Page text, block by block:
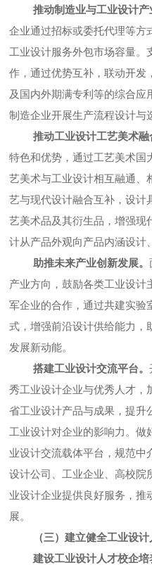
推动制造业与工业设计
企业通过招标或委托代理等方
工业设计服务外包市场容量。
作，通过优势互补，联动开发
及国内外期满专利等的综合应
制造企业开展生产流程设计与
推动工业设计工艺美术融
特色和优势，通过工艺美术国
艺美术与工业设计相互融通、
艺与现代设计融合互补，设计
艺美术品及其衍生品，增强现
计从产品外观向产品内涵设计
助推未来产业创新发展。
产业方向，鼓励各类工业设计
军企业的合作，通过共建实验
式，增强前沿设计供给能力，
发展新动能。
搭建工业设计交流平台。
秀工业设计企业与优秀人才，
省工业设计产品与成果，提升
工业设计对企业的影响力。做
业设计交流载体平台，规范中
设计公司、工业企业、高校院
业设计企业提供良好服务，推
展。
（三）建立健全工业设
建设工业设计人才校企